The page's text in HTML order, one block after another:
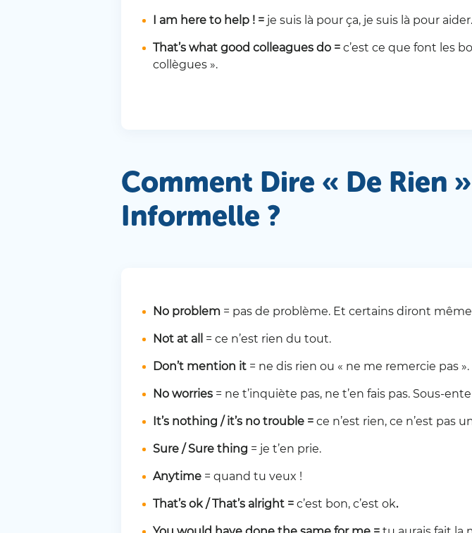
I am here to help ! = je suis là pour ça, je suis là pour aider.
That’s what good colleagues do = c’est ce que font les
collègues ».
Comment Dire « De Rien
Informelle ?
No problem = pas de problème. Et certains diront même
Not at all = ce n’est rien du tout.
Don’t mention it = ne dis rien ou « ne me remercie pas ».
No worries = ne t’inquiète pas, ne t’en fais pas. Sous-
It’s nothing / it’s no trouble = ce n’est rien, ce n’est pas
Sure / Sure thing = je t’en prie.
Anytime = quand tu veux !
That’s ok / That’s alright = c’est bon, c’est ok.